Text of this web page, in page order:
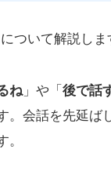
について解説しま
ね」や「 後で話
。会話を先延
。